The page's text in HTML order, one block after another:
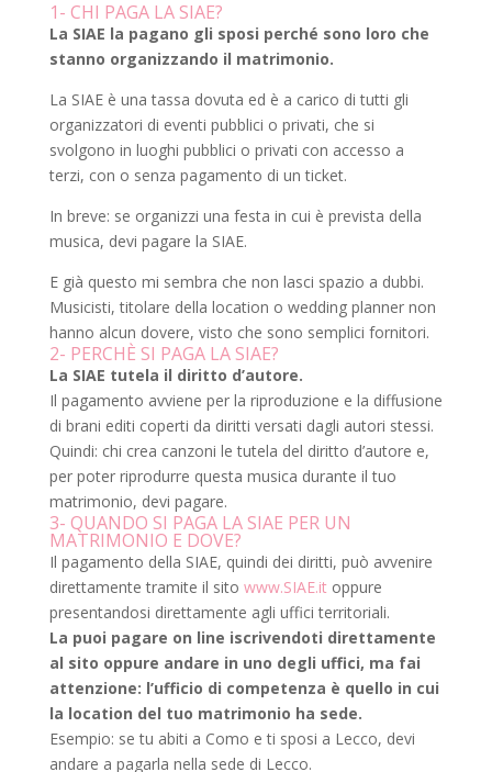
1- CHI PAGA LA SIAE?
La SIAE la pagano gli sposi perché sono loro che
stanno organizzando il matrimonio.
La SIAE è una tassa dovuta ed è a carico di tutti gli
organizzatori di eventi pubblici o privati, che si
svolgono in luoghi pubblici o privati con accesso a
terzi, con o senza pagamento di un ticket.
In breve: se organizzi una festa in cui è prevista della
musica, devi pagare la SIAE.
E già questo mi sembra che non lasci spazio a dubbi.
Musicisti, titolare della location o wedding planner non
hanno alcun dovere, visto che sono semplici fornitori.
2- PERCHÈ SI PAGA LA SIAE?
La SIAE tutela il diritto d’autore.
Il pagamento avviene per la riproduzione e la diffusione
di brani editi coperti da diritti versati dagli autori stessi.
Quindi: chi crea canzoni le tutela del diritto d’autore e,
per poter riprodurre questa musica durante il tuo
matrimonio, devi pagare.
3- QUANDO SI PAGA LA SIAE PER UN
MATRIMONIO E DOVE?
Il pagamento della SIAE, quindi dei diritti, può avvenire
direttamente tramite il sito www.SIAE.it oppure
presentandosi direttamente agli uffici territoriali.
La puoi pagare on line iscrivendoti direttamente
al sito oppure andare in uno degli uffici, ma fai
attenzione: l’ufficio di competenza è quello in cui
la location del tuo matrimonio ha sede.
Esempio: se tu abiti a Como e ti sposi a Lecco, devi
andare a pagarla nella sede di Lecco.